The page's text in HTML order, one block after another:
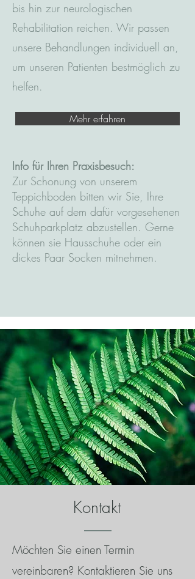
bis hin zur neurologischen
Rehabilitation reichen. Wir passen
unsere Behandlungen individuell an,
um unseren Patienten bestmöglich zu
helfen.
Mehr erfahren
Info für Ihren Praxisbesuch:
Zur Schonung von unserem
Teppichboden bitten wir Sie, Ihre
Schuhe auf dem dafür vorgesehenen
Schuhparkplatz abzustellen. Gerne
können sie Hausschuhe oder ein
dickes Paar Socken mitnehmen.
Kontakt
Möchten Sie einen Termin
vereinbaren? Kontaktieren Sie uns